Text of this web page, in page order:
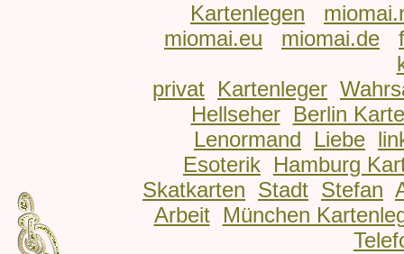
Kartenlegen
miomai.eu
miomai.de
privat Kartenleger
Hellseher
Berlin
Lenormand
Liebe
Esoterik Hamburg
Skatkarten Stadt Stefan
Arbeit
München